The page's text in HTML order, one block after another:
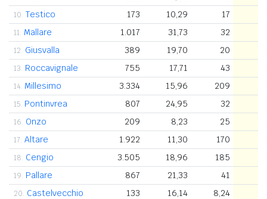
10. Testico 173 10,29 17
11. Mallare 1.017 31,73 32
12. Giusvalla 389 19,70 20
13. Roccavignale 755 17,71 43
14. Millesimo 3.334 15,96 209
15. Pontinvrea 807 24,95 32
16. Onzo 209 8,23 25
17. Altare 1.922 11,30 170
18. Cengio 3.505 18,96 185
19. Pallare 867 21,33 41
20. Castelvecchio
133 16,14 8,24